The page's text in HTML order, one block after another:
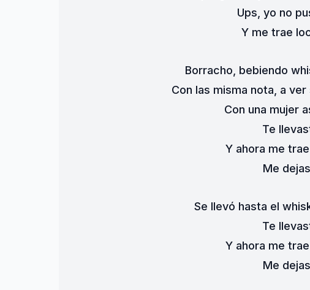
Ups, yo no
Y me trae
Borracho, bebiendo
Con las misma nota, a
Con una mujer
Te
Y ahora me
Me
Se llevó hasta el
Te
Y ahora me
Me